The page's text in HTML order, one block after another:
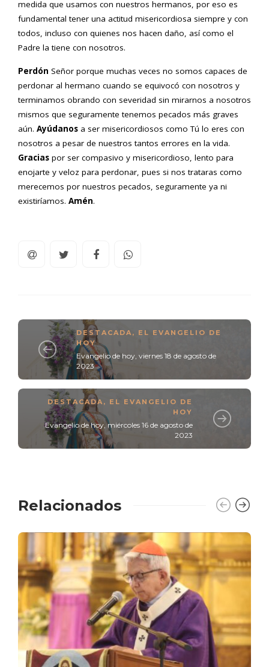
medida que usamos con nuestros hermanos, por eso es
fundamental tener una actitud misericordiosa siempre y con
todos, incluso con quienes nos hacen daño, así como el
Padre la tiene con nosotros.
Perdón Señor porque muchas veces no somos capaces de
perdonar al hermano cuando se equivocó con nosotros y
terminamos obrando con severidad sin mirarnos a nosotros
mismos que seguramente tenemos pecados más graves
aún. Ayúdanos a ser misericordiosos como Tú lo eres con
nosotros a pesar de nuestros tantos errores en la vida.
Gracias por ser compasivo y misericordioso, lento para
enojarte y veloz para perdonar, pues si nos trataras como
merecemos por nuestros pecados, seguramente ya ni
existiríamos. Amén.
DESTACADA , EL EVANGELIO DE
HOY
Evangelio de hoy, viernes 18 de agosto de
2023
DESTACADA , EL EVANGELIO DE
HOY
Evangelio de hoy, miércoles 16 de agosto de
2023
Relacionados